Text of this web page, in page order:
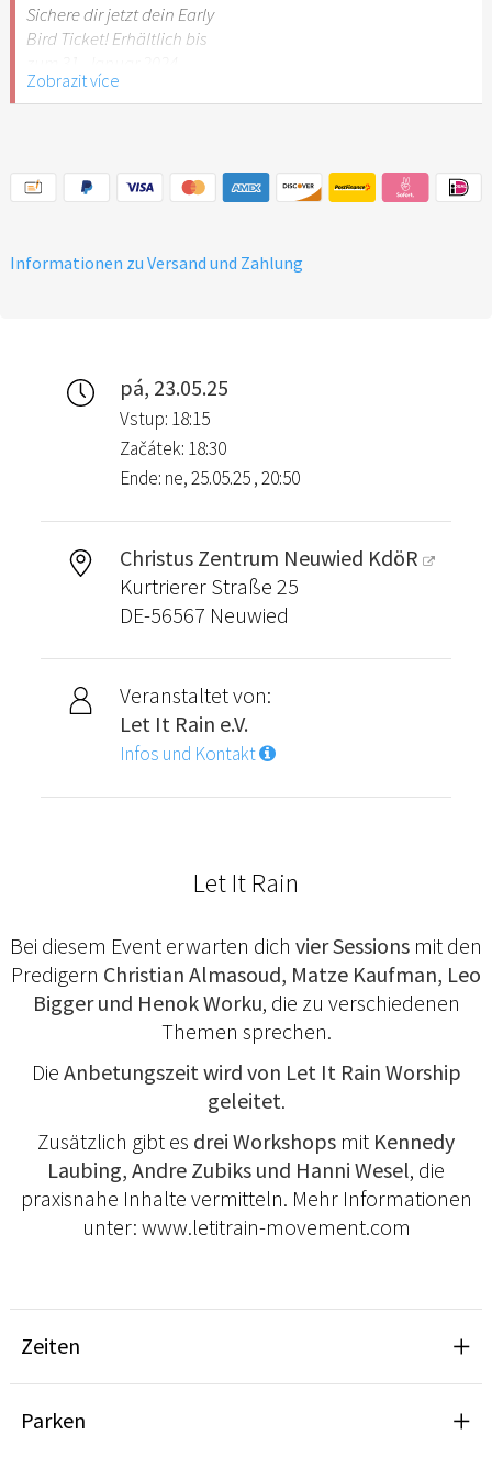
Sichere dir jetzt dein Early
Bird Ticket! Erhältlich bis
Zobrazit více
Informationen zu Versand und Zahlung
pá, 23.05.25
Vstup: 18:15
Začátek: 18:30
Ende: ne, 25.05.25 , 20:50
Christus Zentrum Neuwied KdöR
Kurtrierer Straße 25
DE-56567 Neuwied
Veranstaltet von:
Let It Rain e.V.
Infos und Kontakt
Let It Rain
Bei diesem Event erwarten dich vier Sessions mit den
Predigern Christian Almasoud, Matze Kaufman, Leo
Bigger und Henok Worku, die zu verschiedenen
Themen sprechen.
Die Anbetungszeit wird von Let It Rain Worship
geleitet.
Zusätzlich gibt es drei Workshops mit Kennedy
Laubing, Andre Zubiks und Hanni Wesel, die
praxisnahe Inhalte vermitteln. Mehr Informationen
unter: www.letitrain-movement.com
Zeiten
Parken